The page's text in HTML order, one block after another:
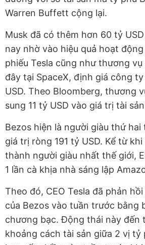
Warren Buffett cộng lại.
Musk đã có thêm hơn 60 tỷ
nay nhờ vào hiệu quả hoạt
phiếu Tesla cũng như thương
đây tại SpaceX, định giá công
USD. Theo Bloomberg, thương
sung 11 tỷ USD vào giá trị tài
Bezos hiện là người giàu thứ
giá trị ròng 191 tỷ USD. Kể từ
thành người giàu nhất thế giới,
1 lần cà khịa nhà sáng lập
Theo đó, CEO Tesla đã phản
của Bezos vào tuần trước bằng
chương bạc. Động thái này đến
khoảng cách tài sản giữa 2 vị tỷ